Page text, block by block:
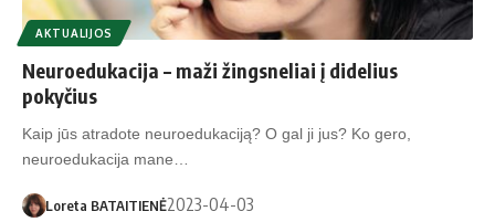
AKTUALIJOS
Neuroedukacija – maži žingsneliai į didelius
pokyčius
Kaip jūs atradote neuroedukaciją? O gal ji jus? Ko gero,
neuroedukacija mane…
Loreta BATAITIENĖ2023-04-03